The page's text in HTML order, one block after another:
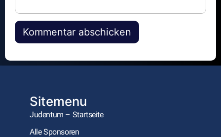
Alternative:
Sitemenu
Judentum – Startseite
Alle Sponsoren